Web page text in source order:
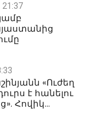
21:37
«Ուժեղ
է հանելու
Հովիկ